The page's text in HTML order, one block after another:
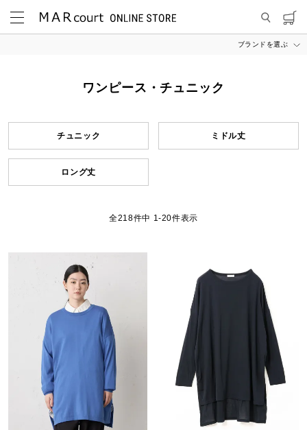
ブランドを選ぶ
ワンピース・チュニック
チュニック ミドル丈
ロング丈
218件中 1-20件表示